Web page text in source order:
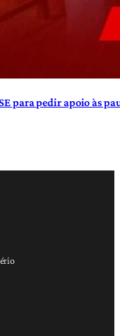
para pedir apoio às